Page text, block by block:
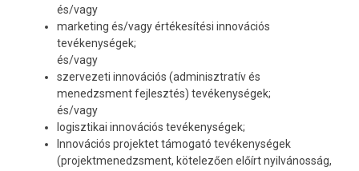
és/vagy
marketing és/vagy értékesítési innovációs
tevékenységek;
és/vagy
szervezeti innovációs (adminisztratív és
menedzsment fejlesztés) tevékenységek;
és/vagy
logisztikai innovációs tevékenységek;
Innovációs projektet támogató tevékenységek
(projektmenedzsment, kötelezően előírt nyilvánosság,